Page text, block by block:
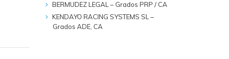
BERMUDEZ LEGAL – Grados PRP / CA
KENDAYO RACING SYSTEMS SL –
Grados ADE, CA